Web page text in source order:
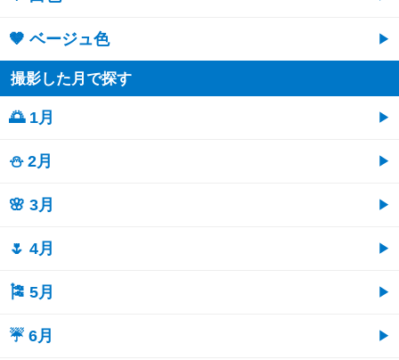
🤎 ベージュ色
撮影した月で探す
🌅 1月
⛄ 2月
🌸 3月
🌷 4月
🎏 5月
☔ 6月